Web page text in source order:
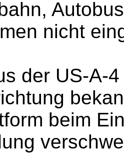
nicht
der US-A-
beim